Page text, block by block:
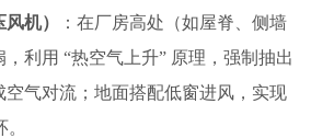
机）
：在厂房高处（如屋脊、侧墙
利用 “热空气上升” 原理，强制抽出
气对流；地面搭配低窗进风，实现